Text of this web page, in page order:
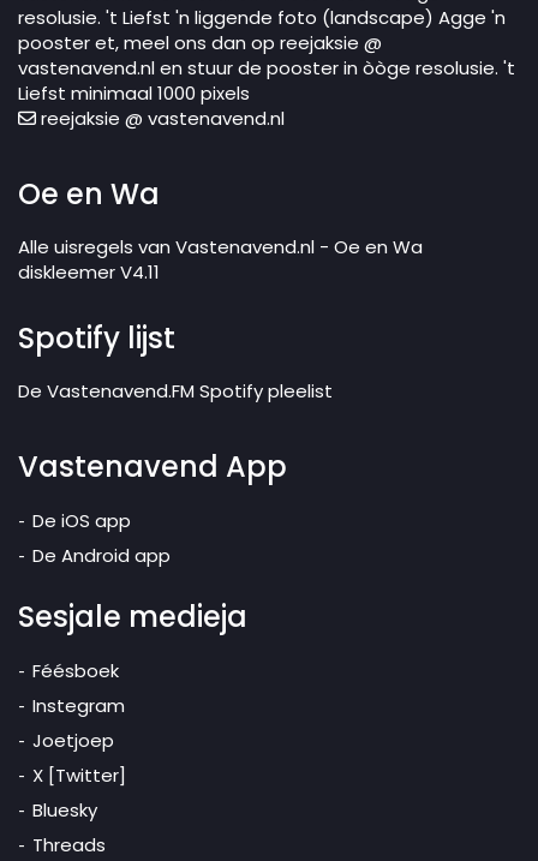
resolusie. 't Liefst 'n liggende foto (landscape) Agge 'n
pooster et, meel ons dan op reejaksie @
vastenavend.nl en stuur de pooster in òòge resolusie. 't
Liefst minimaal 1000 pixels
reejaksie @ vastenavend.nl
Oe en Wa
Alle uisregels van Vastenavend.nl - Oe en Wa
diskleemer V4.11
Spotify lijst
De Vastenavend.FM Spotify pleelist
Vastenavend App
De iOS app
De Android app
Sesjale medieja
Féésboek
Instegram
Joetjoep
X [Twitter]
Bluesky
Threads